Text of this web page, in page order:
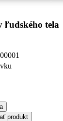
ľudského tela
produkt